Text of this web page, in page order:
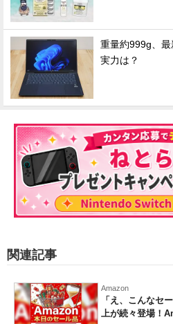
重量約999g、
実力は？
関連記事
Amazon
「え、こんなセ
上が続々登場！